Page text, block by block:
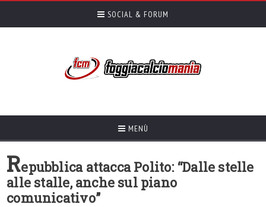
SOCIAL & FORUM
MENÙ
Repubblica attacca Polito: “Dalle stelle
alle stalle, anche sul piano
comunicativo”